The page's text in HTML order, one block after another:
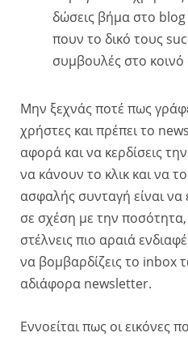
δώσεις βήμα στο
πουν το δικό τους
συμβουλές στο
Μην ξεχνάς ποτέ πως
χρήστες και πρέπει το
αφορά και να κερδίσεις
να κάνουν το κλικ και να
ασφαλής συνταγή είναι να
σε σχέση με την
στέλνεις πιο αραιά
να βομβαρδίζεις το inbox
αδιάφορα newsletter.
Εννοείται πως οι εικόνες